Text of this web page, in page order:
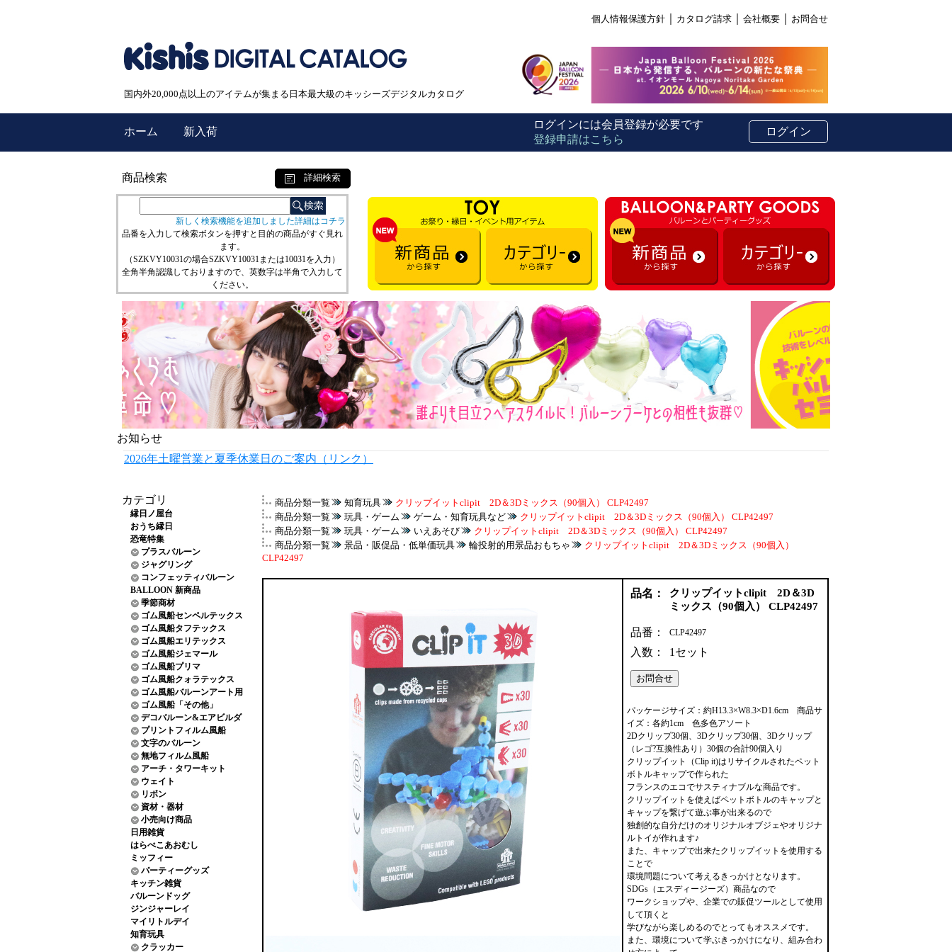
個人情報保護方針 カタログ請求 会社概要 お問合せ
国内外20,000点以上のアイテムが集まる日本最大級のキッシーズデジタルカタログ
ホーム 新入荷
ログインには会員登録が必要です
登録申請はこちら
ログイン
商品検索 詳細検索
新しく検索機能を追加しました詳細はコチラ
品番を入力して検索ボタンを押すと目的の商品がすぐ見れ
ます。
（SZKVY10031の場合SZKVY10031または10031を入力）
全角半角認識しておりますので、英数字は半角で入力して
ください。
お知らせ
2026年土曜営業と夏季休業日のご案内（リンク）
カテゴリ
縁日ノ屋台
おうち縁日
恐竜特集
プラスバルーン
ジャグリング
コンフェッティバルーン
BALLOON 新商品
季節商材
ゴム風船センペルテックス
ゴム風船タフテックス
ゴム風船エリテックス
ゴム風船ジェマール
ゴム風船プリマ
ゴム風船クォラテックス
ゴム風船バルーンアート用
ゴム風船「その他」
デコバルーン&エアビルダ
プリントフィルム風船
文字のバルーン
無地フィルム風船
アーチ・タワーキット
ウェイト
リボン
資材・器材
小売向け商品
日用雑貨
はらぺこあおむし
ミッフィー
パーティーグッズ
キッチン雑貨
バルーンドッグ
ジンジャーレイ
マイリトルデイ
知育玩具
クラッカー
商品分類一覧 知育玩具
クリップイットclipit 2D＆3Dミックス（90個入） CLP42497
商品分類一覧
玩具・ゲーム ゲーム・知育玩具など
クリップイットclipit 2D＆3Dミックス（90個入） CLP42497
商品分類一覧
玩具・ゲーム いえあそび
クリップイットclipit 2D＆3Dミックス（90個入） CLP42497
商品分類一覧
景品・販促品・低単価玩具 輪投射的用景品おもちゃ
クリップイットclipit 2D＆3Dミックス（90個入）
CLP42497
品名：
クリップイットclipit 2D＆3D
ミックス（90個入） CLP42497
品番： CLP42497
入数： 1セット
パッケージサイズ：約H13.3×W8.3×D1.6cm 商品サ
イズ：各約1cm 色多色アソート
2Dクリップ30個、3Dクリップ30個、3Dクリップ
（レゴ?互換性あり）30個の合計90個入り
クリップイット（Clip it)はリサイクルされたペット
ボトルキャップで作られた
フランスのエコでサスティナブルな商品です。
クリップイットを使えばペットボトルのキャップと
キャップを繋げて遊ぶ事が出来るので
独創的な自分だけのオリジナルオブジェやオリジナ
ルトイが作れます♪
また、キャップで出来たクリップイットを使用する
ことで
環境問題について考えるきっかけとなります。
SDGs（エスディージーズ）商品なので
ワークショップや、企業での販促ツールとして使用
して頂くと
学びながら楽しめるのでとってもオススメです。
また、環境について学ぶきっかけになり、組み合わ